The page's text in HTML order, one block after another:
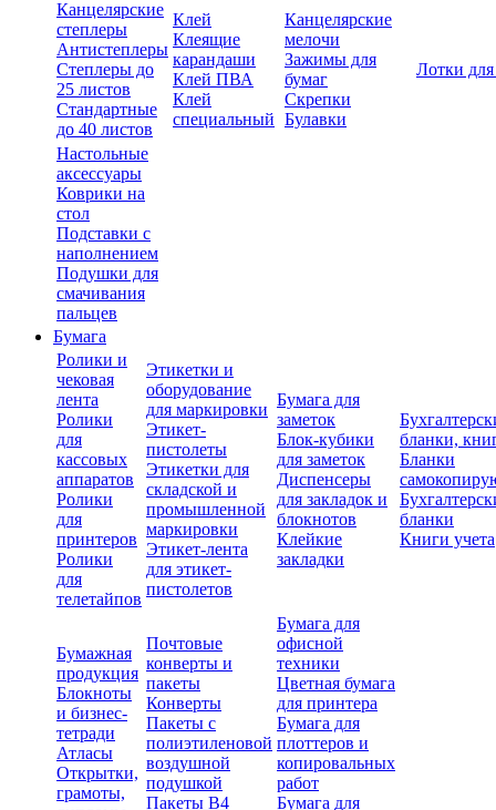
Канцелярские
степлеры
Антистеплеры
Степлеры до
25 листов
Стандартные
до 40 листов
Клей
Клеящие
карандаши
Клей ПВА
Клей
специальный
Канцелярские
мелочи
Зажимы для
бумаг
Скрепки
Булавки
Лотки
Настольные
аксессуары
Коврики на
стол
Подставки с
наполнением
Подушки для
смачивания
пальцев
Бумага
Ролики и
чековая
лента
Ролики
для
кассовых
аппаратов
Ролики
для
принтеров
Ролики
для
телетайпов
Этикетки и
оборудование
для маркировки
Этикет-
пистолеты
Этикетки для
складской и
промышленной
маркировки
Этикет-лента
для этикет-
пистолетов
Бумага для
заметок
Блок-кубики
для заметок
Диспенсеры
для закладок и
блокнотов
Клейкие
закладки
бланки,
Бланки
бланки
Книги учета
Бумажная
продукция
Блокноты
и бизнес-
тетради
Атласы
Открытки,
грамоты,
Почтовые
конверты и
пакеты
Конверты
Пакеты с
полиэтиленовой
воздушной
подушкой
Пакеты В4
Бумага для
офисной
техники
Цветная бумага
для принтера
Бумага для
плоттеров и
копировальных
работ
Бумага для